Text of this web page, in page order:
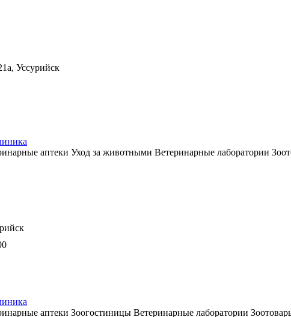
Уссурийск
аптеки Уход за животными Ветеринарные лаборатории
аптеки Зоогостиницы Ветеринарные лаборатории